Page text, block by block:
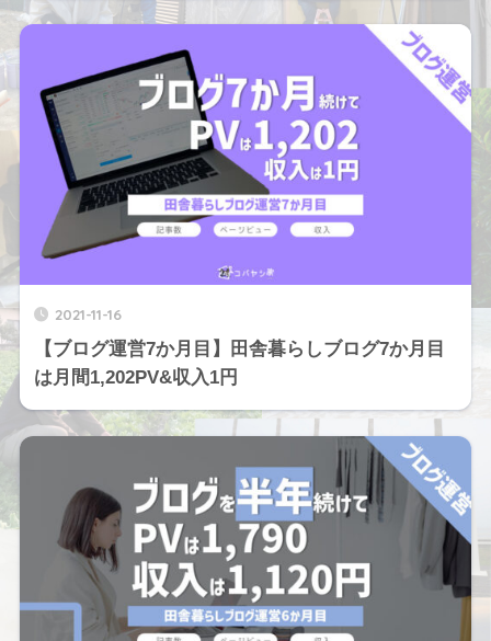
2021-11-16
【ブログ運営7か月目】田舎暮らしブログ7か月目
は月間1,202PV&収入1円